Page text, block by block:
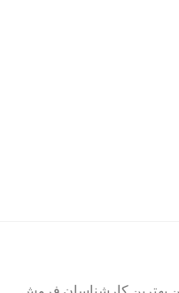
بهترین کارشناسان فروش